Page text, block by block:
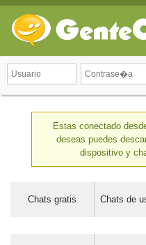
Estas conectado
deseas puedes
dispositivo y
Chats gratis Chats de